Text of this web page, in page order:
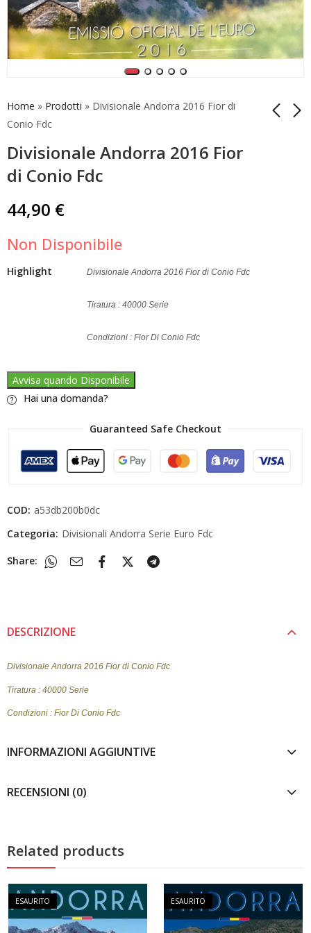
Home » Prodotti » Divisionale Andorra 2016 Fior di
Conio Fdc
Divisionale Andorra 2016 Fior
di Conio Fdc
Serie Completa
Coincard Andorra
44,90 €
Non Disponibile
Highlight Divisionale Andorra 2016 Fior di Conio Fdc
Tiratura : 40000 Serie
Condizioni : Fior Di Conio Fdc
Avvisa quando Disponibile
Hai una domanda?
Guaranteed Safe Checkout
COD: a53db200b0dc
Categoria: Divisionali Andorra Serie Euro Fdc
Share:
DESCRIZIONE
Divisionale Andorra 2016 Fior di Conio Fdc
Tiratura : 40000 Serie
Condizioni : Fior Di Conio Fdc
INFORMAZIONI AGGIUNTIVE
RECENSIONI (0)
Related products
ESAURITO ESAURITO